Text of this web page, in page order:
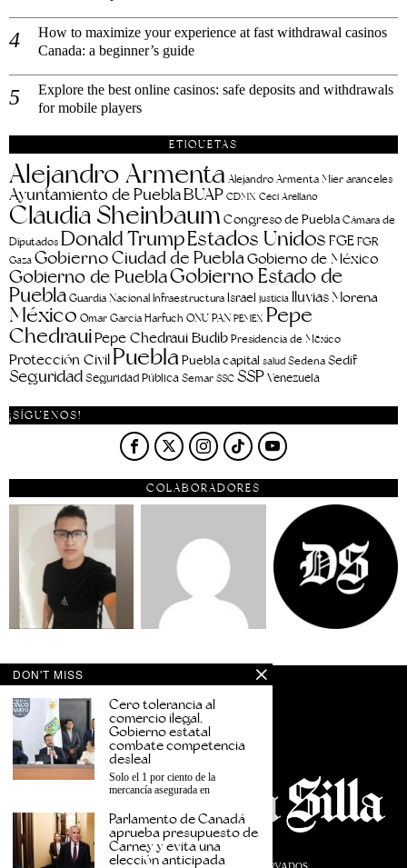
How to maximize your experience at fast withdrawal casinos
Canada: a beginner’s guide
Explore the best online casinos: safe deposits and withdrawals
for mobile players
ETIQUETAS
Alejandro Armenta Alejandro Armenta Mier aranceles
Ayuntamiento de PueblaBUAP CDMX Ceci Arellano
Claudia SheinbaumCongreso de Puebla Cámara de
Diputados Donald TrumpEstados Unidos FGEFGR
Gaza Gobierno Ciudad de PueblaGobierno de México
Gobierno de PueblaGobierno Estado de
PueblaGuardia Nacional Infraestructura Israel justicia lluviasMorena
México Omar García Harfuch ONU PAN PEMEX Pepe
ChedrauiPepe Chedraui BudibPresidencia de México
Protección Civil PueblaPuebla capital salud Sedena Sedif
SeguridadSeguridad Pública Semar SSC SSPVenezuela
¡SÍGUENOS!
COLABORADORES
2026TODOS LOS DERECHOS RESERVADOS.
DON'T MISS
Cero tolerancia al
comercio ilegal,
Gobierno estatal
combate competencia
desleal
Solo el 1 por ciento de la
mercancía asegurada en
Parlamento de Canadá
aprueba presupuesto de
Carney y evita una
elección anticipada